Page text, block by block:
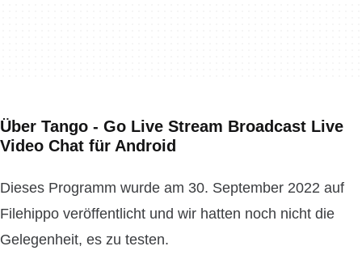
Über Tango - Go Live Stream Broadcast Live
Video Chat für Android
Dieses Programm wurde am 30. September 2022 auf
Filehippo veröffentlicht und wir hatten noch nicht die
Gelegenheit, es zu testen.